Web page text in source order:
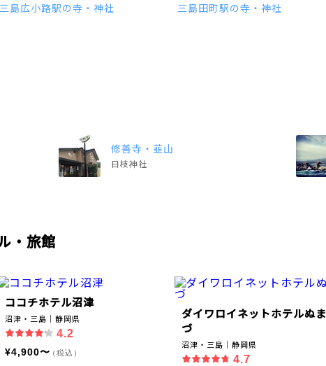
三島広小路駅の寺・神社 三島田町駅の寺・神社
修善寺・韮山
日枝神社
・旅館
ココチホテル沼津
沼津・三島｜静岡県
4.2
¥4,900〜（税込）
ダイワロイネットホテルぬま
づ
沼津・三島｜静岡県
4.7